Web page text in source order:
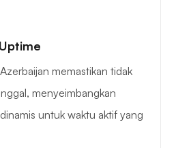
memastikan tidak
menyeimbangkan
untuk waktu aktif yang